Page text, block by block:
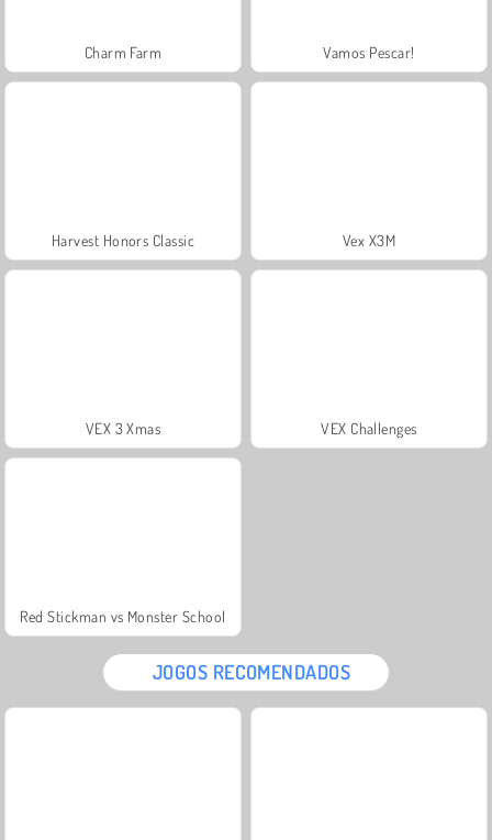
Charm Farm Vamos Pescar!
Harvest Honors Classic Vex X3M
VEX 3 Xmas VEX Challenges
Red Stickman vs Monster School
JOGOS RECOMENDADOS